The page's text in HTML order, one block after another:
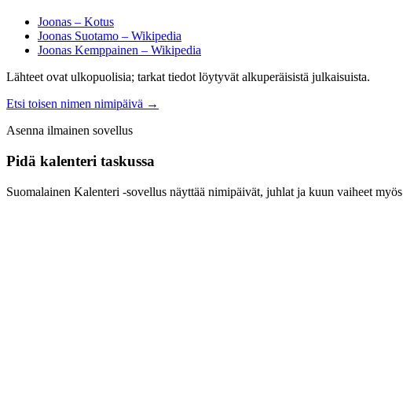
Joonas – Kotus
Joonas Suotamo – Wikipedia
Joonas Kemppainen – Wikipedia
Lähteet ovat ulkopuolisia; tarkat tiedot löytyvät alkuperäisistä julkaisuista.
Etsi toisen nimen nimipäivä →
Asenna ilmainen sovellus
Pidä kalenteri taskussa
Suomalainen Kalenteri ‑sovellus näyttää nimipäivät, juhlat ja kuun vaiheet